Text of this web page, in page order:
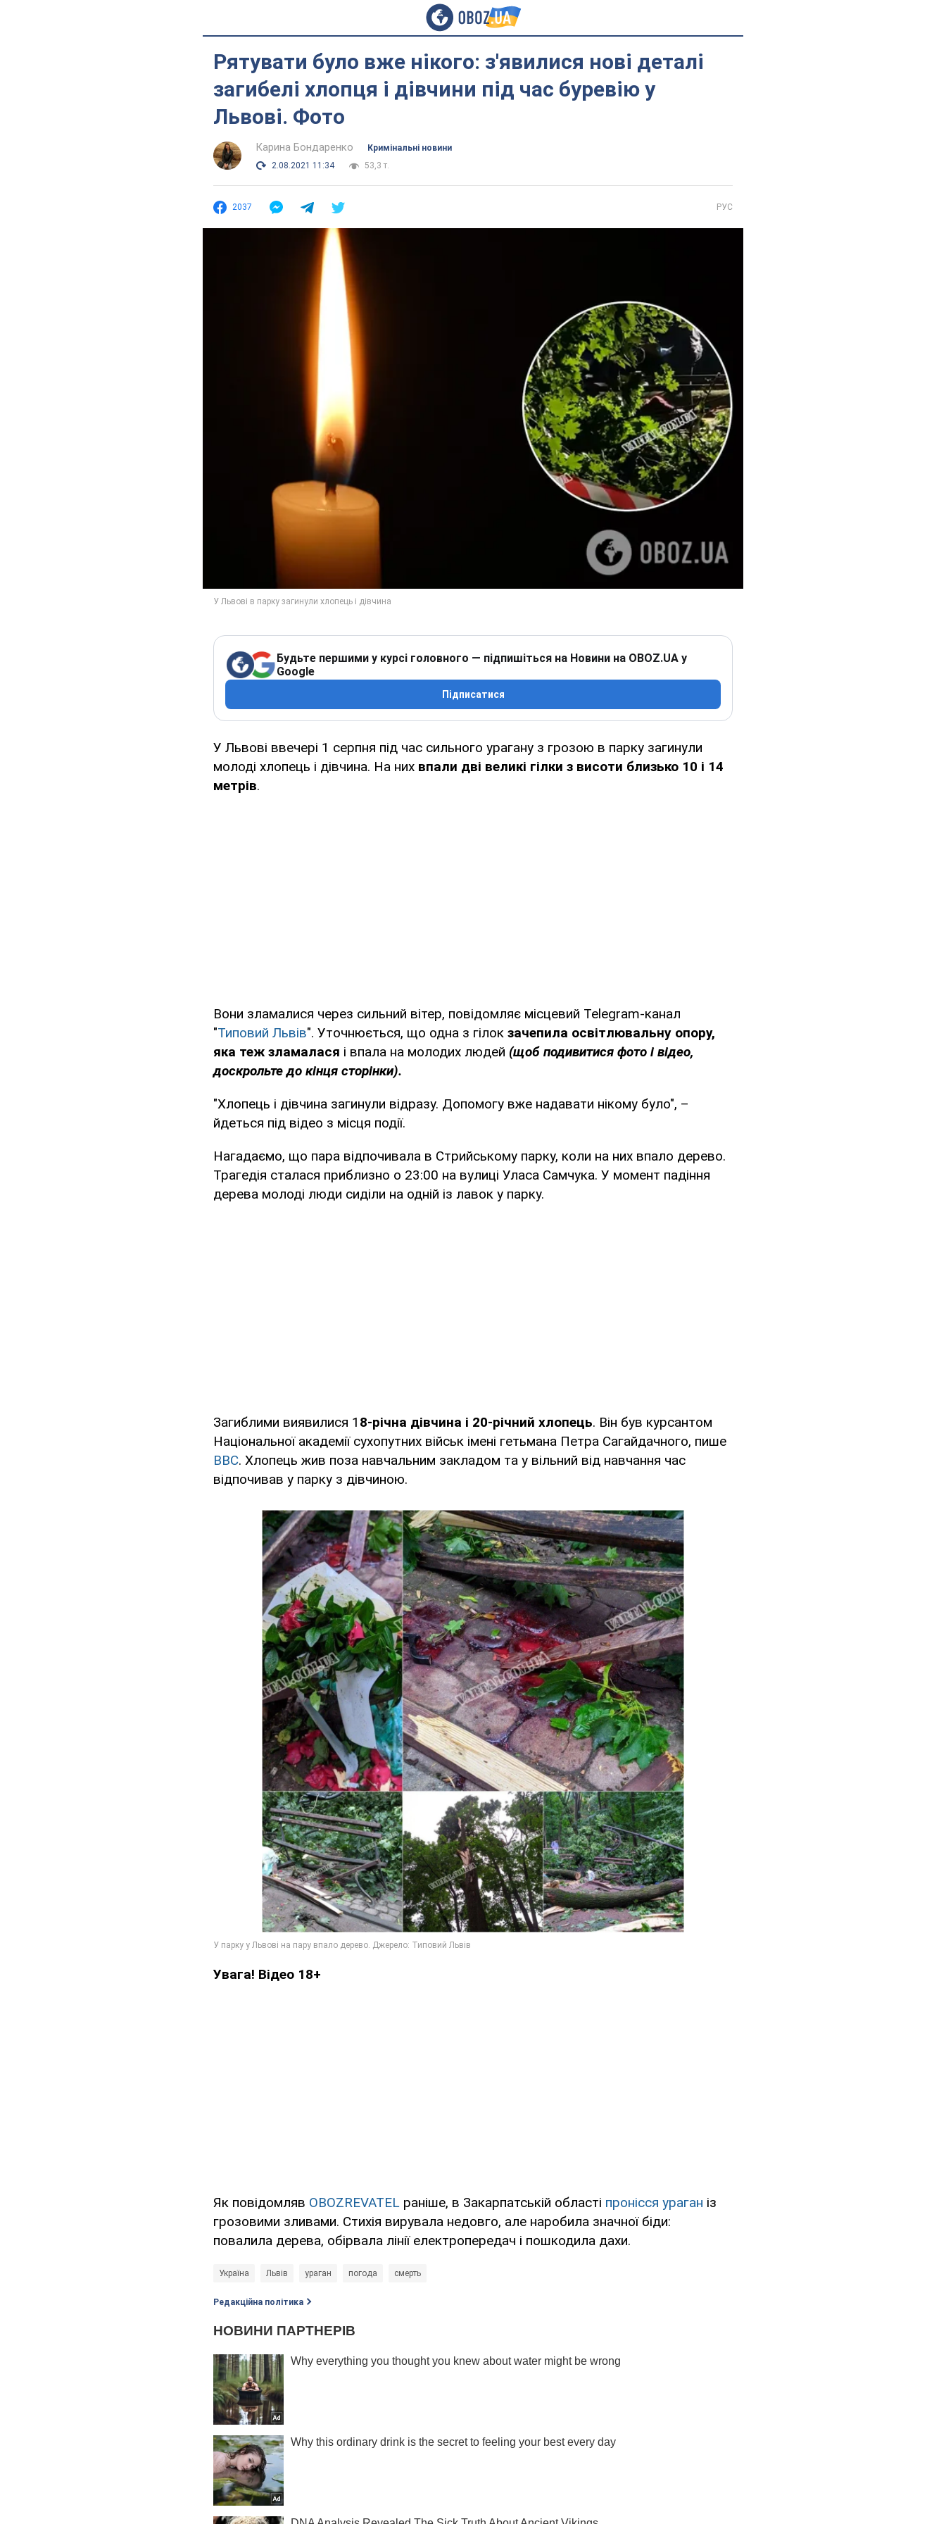
Рятувати було вже нікого: з'явилися нові деталі
загибелі хлопця і дівчини під час буревію у
Львові. Фото
Карина Бондаренко
Кримінальні новини
2.08.2021 11:34
53,3 т.
2037 РУС
Будьте першими у курсі головного — підпишіться на Новини на OBOZ.UA у
Google
Підписатися
У Львові ввечері 1 серпня під час сильного урагану з грозою в парку загинули
молоді хлопець і дівчина. На них впали дві великі гілки з висоти близько 10 і 14
метрів.
Вони зламалися через сильний вітер, повідомляє місцевий Telegram-канал
"Типовий Львів". Уточнюється, що одна з гілок зачепила освітлювальну опору,
яка теж зламалася і впала на молодих людей (щоб подивитися фото і відео,
доскрольте до кінця сторінки).
"Хлопець і дівчина загинули відразу. Допомогу вже надавати нікому було", –
йдеться під відео з місця події.
Нагадаємо, що пара відпочивала в Стрийському парку, коли на них впало дерево.
Трагедія сталася приблизно о 23:00 на вулиці Уласа Самчука. У момент падіння
дерева молоді люди сиділи на одній із лавок у парку.
Загиблими виявилися 1 8-річна дівчина і 20-річний хлопець. Він був курсантом
Національної академії сухопутних військ імені гетьмана Петра Сагайдачного, пише
ВВС. Хлопець жив поза навчальним закладом та у вільний від навчання час
відпочивав у парку з дівчиною.
Увага! Відео 18+
Як повідомляв OBOZREVATEL раніше, в Закарпатській області пронісся ураган із
грозовими зливами. Стихія вирувала недовго, але наробила значної біди:
повалила дерева, обірвала лінії електропередач і пошкодила дахи.
Україна Львів ураган погода смерть
Редакційна політика